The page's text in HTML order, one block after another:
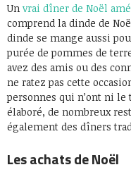
Un vrai dîner de Noël
comprend la dinde de
dinde se mange aussi
purée de pommes de
avez des amis ou des
ne ratez pas cette
personnes qui n’ont ni
élaboré, de nombreux
également des dîners
Les achats de Noël